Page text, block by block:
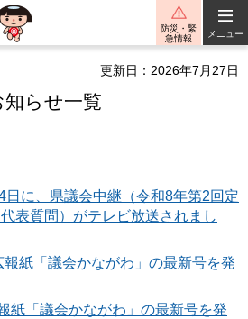
防災・緊
急情報
メニュー
更新日：2026年7月27日
らせ一覧
日に、県議会中継（令和8年第2回定
表質問）がテレビ放送されまし
紙「議会かながわ」の最新号を発
紙「議会かながわ」の最新号を発